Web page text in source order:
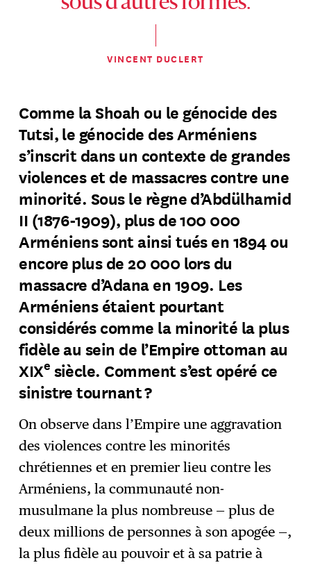
sous d’autres formes.
VINCENT DUCLERT
Comme la Shoah ou le génocide des
Tutsi, le génocide des Arméniens
s’inscrit dans un contexte de grandes
violences et de massacres contre une
minorité. Sous le règne d’Abdülhamid
II (1876-1909), plus de 100 000
Arméniens sont ainsi tués en 1894 ou
encore plus de 20 000 lors du
massacre d’Adana en 1909. Les
Arméniens étaient pourtant
considérés comme la minorité la plus
fidèle au sein de l’Empire ottoman au
XIXe siècle. Comment s’est opéré ce
sinistre tournant ?
On observe dans l’Empire une aggravation
des violences contre les minorités
chrétiennes et en premier lieu contre les
Arméniens, la communauté non-
musulmane la plus nombreuse — plus de
deux millions de personnes à son apogée —,
la plus fidèle au pouvoir et à sa patrie à